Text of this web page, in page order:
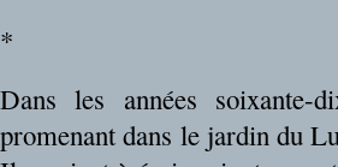
*
Dans les années
promenant dans le jardin du